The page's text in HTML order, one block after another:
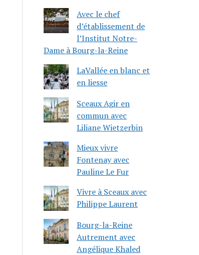
Avec le chef
d’établissement de
l’Institut Notre-
Dame à Bourg-la-Reine
LaVallée en blanc et
en liesse
Sceaux Agir en
commun avec
Liliane Wietzerbin
Mieux vivre
Fontenay avec
Pauline Le Fur
Vivre à Sceaux avec
Philippe Laurent
Bourg-la-Reine
Autrement avec
Angélique Khaled